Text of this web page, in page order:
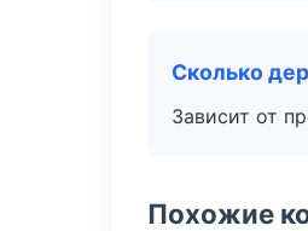
Сколько
Зависит от
Похожие